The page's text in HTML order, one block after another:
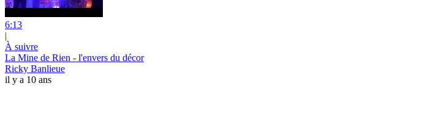
6:13
|
À suivre
La Mine de Rien - l'envers du décor
Ricky Banlieue
il y a 10 ans